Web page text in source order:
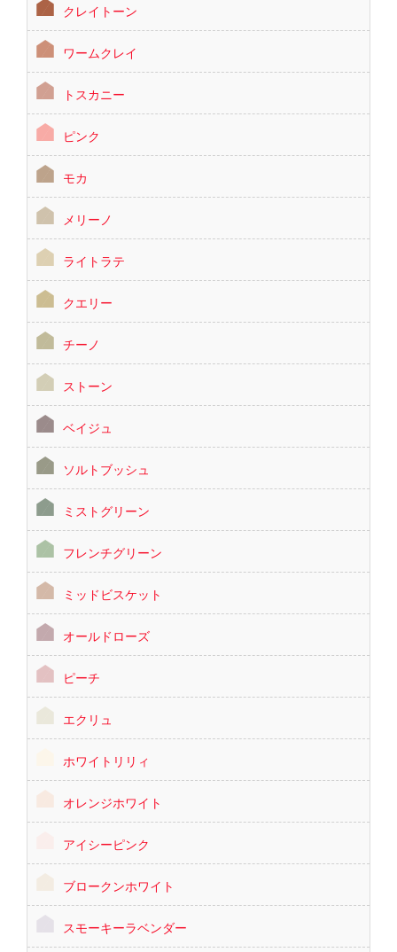
クレイトーン
ワームクレイ
トスカニー
ピンク
モカ
メリーノ
ライトラテ
クエリー
チーノ
ストーン
ベイジュ
ソルトブッシュ
ミストグリーン
フレンチグリーン
ミッドビスケット
オールドローズ
ピーチ
エクリュ
ホワイトリリィ
オレンジホワイト
アイシーピンク
ブロークンホワイト
スモーキーラベンダー